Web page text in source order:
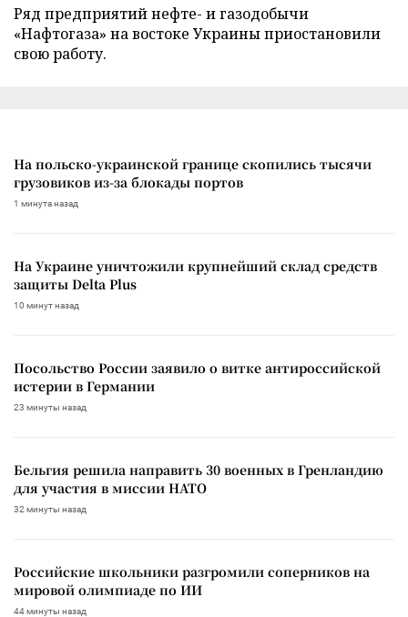
Ряд предприятий нефте- и газодобычи
«Нафтогаза» на востоке Украины приостановили
свою работу.
На польско-украинской границе скопились тысячи
грузовиков из-за блокады портов
1 минута назад
На Украине уничтожили крупнейший склад средств
защиты Delta Plus
10 минут назад
Посольство России заявило о витке антироссийской
истерии в Германии
23 минуты назад
Бельгия решила направить 30 военных в Гренландию
для участия в миссии НАТО
32 минуты назад
Российские школьники разгромили соперников на
мировой олимпиаде по ИИ
44 минуты назад